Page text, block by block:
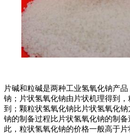
片碱和粒碱是两种工业氢氧化钠产
钠；片状氢氧化钠由片状机理得到
到；颗粒状氢氧化钠比片状氢氧化
钠的制备过程比片状氢氧化钠的制
此，粒状氢氧化钠的价格一般高于